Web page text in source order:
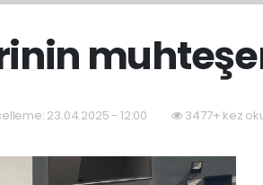
23.04.2025 - 12:00 3477+ kez